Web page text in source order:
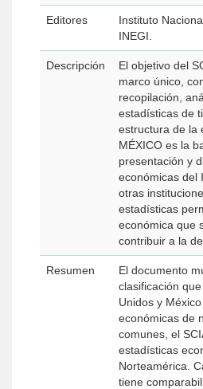
Editores
Instituto
INEGI.
Descripción
El objetivo del
marco único,
recopilación,
estadísticas de
estructura de la
MÉXICO es la
presentación y
económicas del
otras
estadísticas
económica que
contribuir a la
Resumen
El documento
clasificación
Unidos y
económicas de
comunes, el
estadísticas
Norteamérica.
tiene